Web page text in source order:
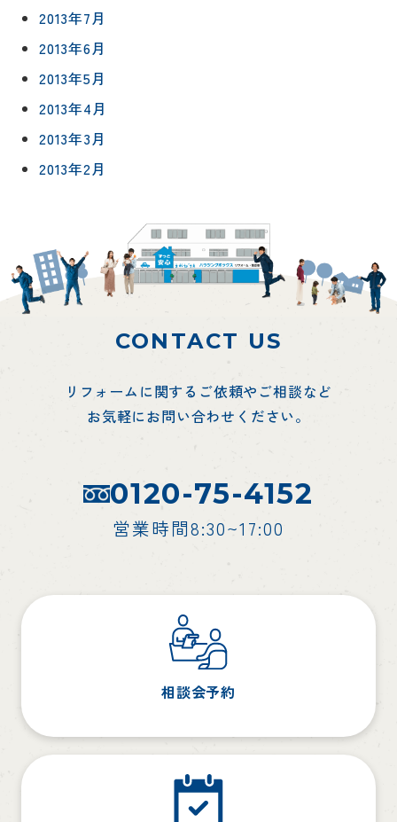
2013年7月
2013年6月
2013年5月
2013年4月
2013年3月
2013年2月
CONTACT US
リフォームに関するご依頼やご相談など
お気軽にお問い合わせください。
0120-75-4152
営業時間8:30~17:00
相談会予約